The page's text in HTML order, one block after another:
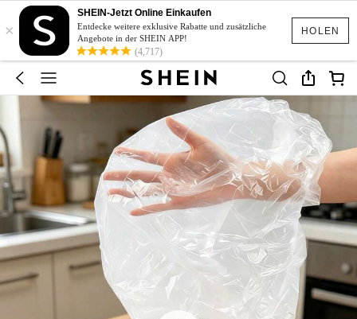
HOLEN
×
SHEIN-Jetzt Online Einkaufen
Entdecke weitere exklusive Rabatte und zusätzliche
Angebote in der SHEIN APP!
(4,717)